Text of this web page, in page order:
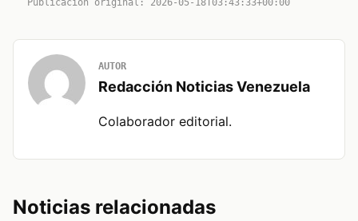
Publicacion original: 2026-05-18T03:43:33+00:00
AUTOR
Redacción Noticias Venezuela
Colaborador editorial.
Noticias relacionadas